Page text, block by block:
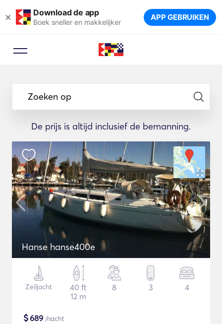
× Download de app
Boek sneller en makkelijker APP GEBRUIKEN
Zoeken op
De prijs is altijd inclusief de bemanning.
Hanse hanse400e
Zeiljacht
40 ft
12 m
8 3 4
$689 /nacht